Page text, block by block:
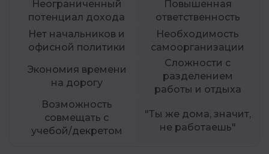
Неограниченный
потенциал дохода
Повышенная
ответственность
Нет начальников и
офисной политики
Необходимость
самоорганизации
Экономия времени
на дорогу
Сложности с
разделением
работы и отдыха
Возможность
совмещать с
учебой/декретом
"Ты же дома, значит,
не работаешь"